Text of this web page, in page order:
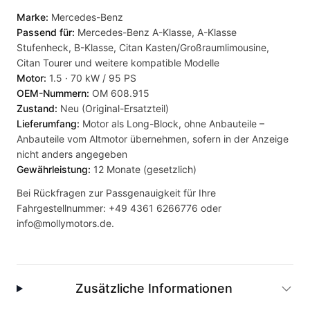
Marke: Mercedes-Benz
Passend für: Mercedes-Benz A-Klasse, A-Klasse
Stufenheck, B-Klasse, Citan Kasten/Großraumlimousine,
Citan Tourer und weitere kompatible Modelle
Motor: 1.5 · 70 kW / 95 PS
OEM-Nummern: OM 608.915
Zustand: Neu (Original-Ersatzteil)
Lieferumfang: Motor als Long-Block, ohne Anbauteile –
Anbauteile vom Altmotor übernehmen, sofern in der Anzeige
nicht anders angegeben
Gewährleistung: 12 Monate (gesetzlich)
Bei Rückfragen zur Passgenauigkeit für Ihre
Fahrgestellnummer: +49 4361 6266776 oder
info@mollymotors.de.
Zusätzliche Informationen